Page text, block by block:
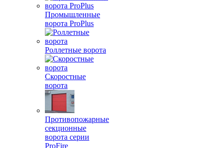
Промышленные
ворота ProPlus
Роллетные ворота
Скоростные
ворота
Противопожарные
секционные
ворота серии
ProFire